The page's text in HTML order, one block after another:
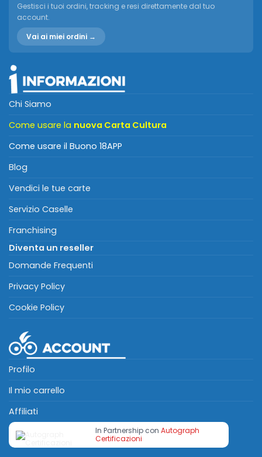
Gestisci i tuoi ordini, tracking e resi direttamente dal tuo
account.
Vai ai miei ordini →
Chi Siamo
Come usare la nuova Carta Cultura
Come usare il Buono 18APP
Blog
Vendici le tue carte
Servizio Caselle
Franchising
Diventa un reseller
Domande Frequenti
Privacy Policy
Cookie Policy
Profilo
Il mio carrello
Affiliati
In Partnership con Autograph
Certificazioni